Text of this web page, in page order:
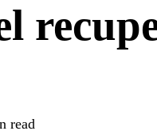
read